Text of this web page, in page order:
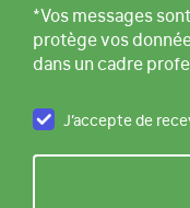
*Vos messages
protège vos
dans un cadre
J’accepte de